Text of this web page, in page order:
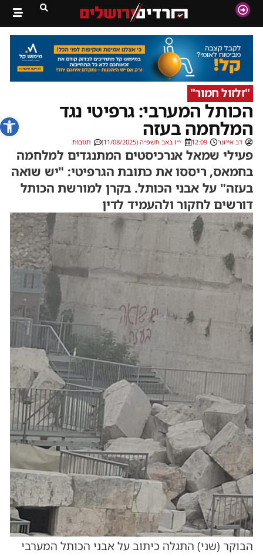
פתח
"זלזול חמור"
הכותל המערבי: גרפיטי נגד
המלחמה בעזה
דב אייזנר 12:09 י״ז באב תשפ״ה (11/08/2025) תגובות
פעילי שמאל אנרכיסטים המתנגדים למלחמה
בחמאס, ריססו את כתובת הגרפיטי: "יש שואה
בעזה" על אבני הכותל. בקרן למורשת הכותל
דורשים לחקור ולהעמיד לדין
הבוקר (שני) התגלה כיתוב על אבני הכותל המערבי